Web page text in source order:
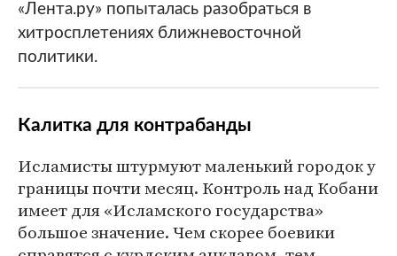
«Лента.ру» попыталась разобраться в
хитросплетениях ближневосточной
политики.
Калитка для контрабанды
Исламисты штурмуют маленький городок у
границы почти месяц. Контроль над Кобани
имеет для «Исламского государства»
большое значение. Чем скорее боевики